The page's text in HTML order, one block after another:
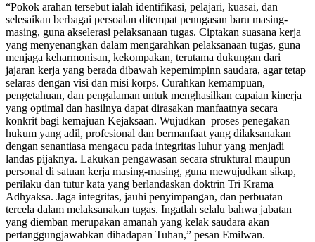
“Pokok arahan tersebut ialah identifikasi, pelajari, kuasai, dan
selesaikan berbagai persoalan ditempat penugasan baru masing-
masing, guna akselerasi pelaksanaan tugas. Ciptakan suasana kerja
yang menyenangkan dalam mengarahkan pelaksanaan tugas, guna
menjaga keharmonisan, kekompakan, terutama dukungan dari
jajaran kerja yang berada dibawah kepemimpinn saudara, agar tetap
selaras dengan visi dan misi korps. Curahkan kemampuan,
pengetahuan, dan pengalaman untuk menghasilkan capaian kinerja
yang optimal dan hasilnya dapat dirasakan manfaatnya secara
konkrit bagi kemajuan Kejaksaan. Wujudkan proses penegakan
hukum yang adil, profesional dan bermanfaat yang dilaksanakan
dengan senantiasa mengacu pada integritas luhur yang menjadi
landas pijaknya. Lakukan pengawasan secara struktural maupun
personal di satuan kerja masing-masing, guna mewujudkan sikap,
perilaku dan tutur kata yang berlandaskan doktrin Tri Krama
Adhyaksa. Jaga integritas, jauhi penyimpangan, dan perbuatan
tercela dalam melaksanakan tugas. Ingatlah selalu bahwa jabatan
yang diemban merupakan amanah yang kelak saudara akan
pertanggungjawabkan dihadapan Tuhan,” pesan Emilwan.